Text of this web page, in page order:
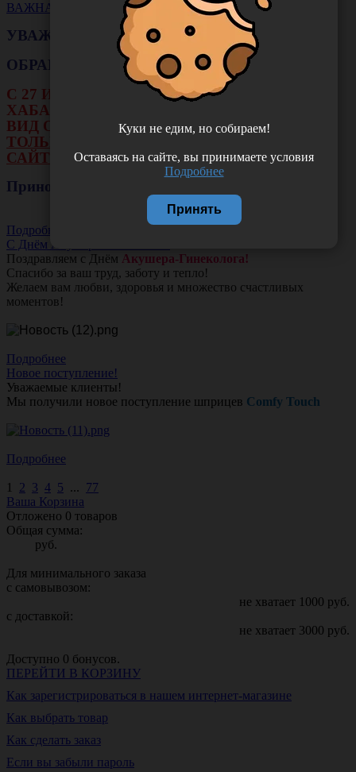
ВАЖНАЯ НОВОСТЬ
УВАЖАЕМЫЕ КЛИЕНТЫ!
ОБРАЩАЕМ ВАШЕ ВНИМАНИЕ!!!
С 27 ИЮЛЯ ПО 16 АВГУСТА В ФИЛИАЛЕ Г.
ХАБАРОВСКА НЕ БУДЕТ ДЕЙСТВОВАТЬ
ВИД ОПЛАТЫ: НАЛИЧНЫЕ И ТЕРМИНАЛ.
ТОЛЬКО ОПЛАТА ОНЛАЙН НА НАШЕМ
САЙТЕ ИЛИ ЧЕРЕЗ РАСЧЕТНЫЙ СЧЕТ.
Приносим свои извинения!
Подробнее
С Днём Акушера-Гинеколога!
Поздравляем с Днём Акушера-Гинеколога!
Спасибо за ваш труд, заботу и тепло!
Желаем вам любви, здоровья и множество счастливых
моментов!
Подробнее
Новое поступление!
Уважаемые клиенты!
Мы получили новое поступление шприцев Comfy Touch
Подробнее
1 2 3 4 5 ... 77
Ваша Корзина
Отложено 0 товаров
Общая сумма:
руб.
Для минимального заказа
с самовывозом:
не хватает 1000 руб.
с доставкой:
не хватает 3000 руб.
Доступно 0 бонусов.
ПЕРЕЙТИ В КОРЗИНУ
Как зарегистрироваться в нашем интернет-магазине
Как выбрать товар
Как сделать заказ
Если вы забыли пароль
Куки не едим, но собираем!
Оставаясь на сайте, вы принимаете условия
Подробнее
Принять